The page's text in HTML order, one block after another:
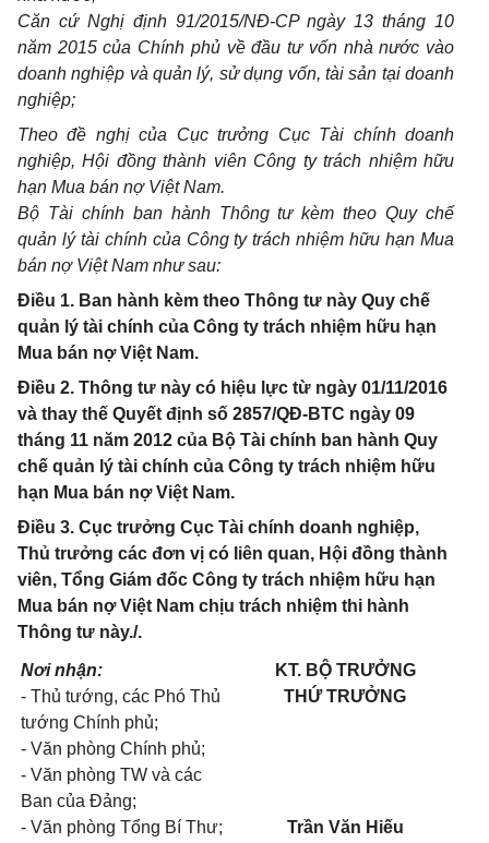
Căn cứ Nghị định 91/2015/NĐ-CP ngày 13 tháng 10
năm 2015 của Chính phủ về đầu tư vốn nhà nước vào
doanh nghiệp và quản lý, sử dụng vốn, tài sản tại doanh
nghiệp;
Theo đề nghị của Cục trưởng Cục Tài chính doanh
nghiệp, Hội đồng thành viên Công ty trách nhiệm hữu
hạn Mua bán nợ Việt Nam.
Bộ Tài chính ban hành Thông tư kèm theo Quy chế
quản lý tài chính của Công tytrách nhiệm hữu hạn Mua
bán nợ Việt Nam như sau:
Điều 1. Ban hành kèm theo Thông tư này Quy chế
quản lý tài chính của Công ty trách nhiệm hữu hạn
Mua bán nợ Việt Nam.
Điều 2. Thông tư này có hiệu lực từ ngày 01/11/2016
và thay thế Quyết định số 2857/QĐ-BTC ngày 09
tháng 11 năm 2012 của Bộ Tài chính ban hành Quy
chế quản lý tài chính của Công ty trách nhiệm hữu
hạn Mua bán nợ Việt Nam.
Điều 3. Cục trưởng Cục Tài chính doanh nghiệp,
Thủ trưởng các đơn vị có liên quan, Hội đồng thành
viên, Tổng Giám đốc Công ty trách nhiệm hữu hạn
Mua bán nợ Việt Nam chịu trách nhiệm thi hành
Thông tư này./.
Nơi nhận:
- Thủ tướng, các Phó Thủ
tướng Chính phủ;
- Văn phòng Chính phủ;
- Văn phòng TW và các
Ban của Đảng;
- Văn phòng Tổng Bí Thư;
KT. BỘ TRƯỞNG
THỨ TRƯỞNG
Trần Văn Hiếu